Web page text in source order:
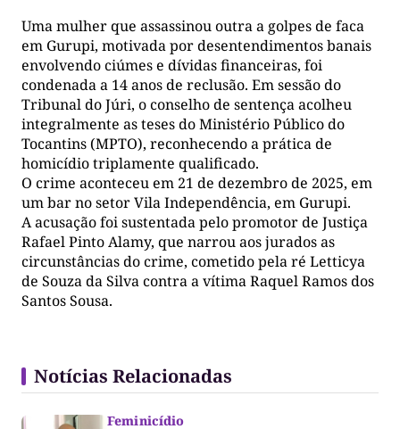
Uma mulher que assassinou outra a golpes de faca
em Gurupi, motivada por desentendimentos banais
envolvendo ciúmes e dívidas financeiras, foi
condenada a 14 anos de reclusão. Em sessão do
Tribunal do Júri, o conselho de sentença acolheu
integralmente as teses do Ministério Público do
Tocantins (MPTO), reconhecendo a prática de
homicídio triplamente qualificado.
O crime aconteceu em 21 de dezembro de 2025, em
um bar no setor Vila Independência, em Gurupi.
A acusação foi sustentada pelo promotor de Justiça
Rafael Pinto Alamy, que narrou aos jurados as
circunstâncias do crime, cometido pela ré Letticya
de Souza da Silva contra a vítima Raquel Ramos dos
Santos Sousa.
Notícias Relacionadas
Feminicídio